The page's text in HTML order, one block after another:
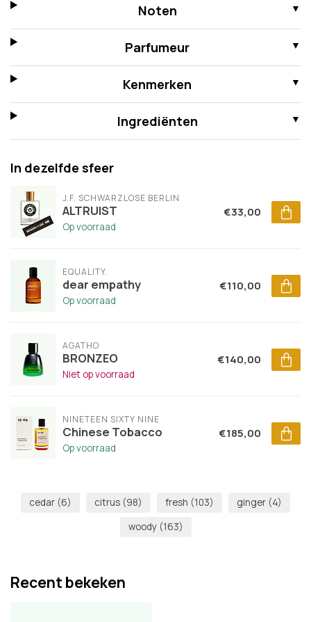
Noten
Parfumeur
Kenmerken
Ingrediënten
In dezelfde sfeer
J.F. SCHWARZLOSE BERLIN
ALTRUIST
Op voorraad
€33,00
EQUALITY.
dear empathy
Op voorraad
€110,00
AGATHO
BRONZEO
Niet op voorraad
€140,00
NINETEEN SIXTY NINE
Chinese Tobacco
Op voorraad
€185,00
cedar (6) citrus (98) fresh (103) ginger (4)
woody (163)
Recent bekeken